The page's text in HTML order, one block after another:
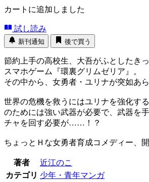
カートに追加しました
試し読み
新刊通知 後で買う
節約上手の高校生、大吾がふとしたき
スマホゲーム『環裏グリムゼリア』。
その中から、女勇者・ユリナが突如あら
世界の危機を救うにはユリナを強化す
のためには強い武器が必要で、武器を
チャを回す必要が……！？
ちょっとＨな女勇者育成コメディー、
著者
近江のこ
カテゴリ 少年・青年マンガ